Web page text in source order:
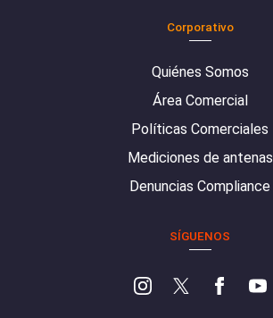
Corporativo
Quiénes Somos
Área Comercial
Políticas Comerciales
Mediciones de antenas
Denuncias Compliance
SÍGUENOS